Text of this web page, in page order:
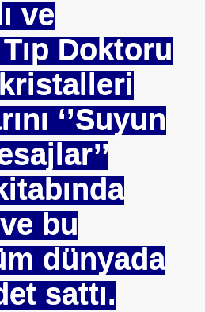
ve
Doktoru
‘’Suyun
bu
dünyada
sattı.